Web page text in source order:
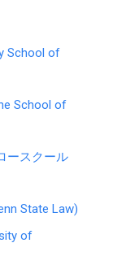
School of
School of
ースクール
State Law)
of